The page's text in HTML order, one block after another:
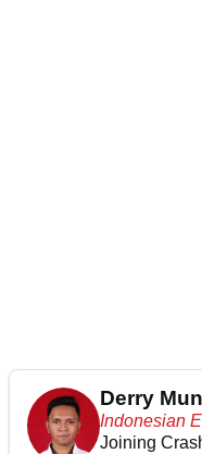
Derry
Indonesian
Joining